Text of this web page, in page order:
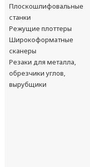
Плоскошлифовальные
станки
Режущие плоттеры
Широкоформатные
сканеры
Резаки для металла,
обрезчики углов,
вырубщики